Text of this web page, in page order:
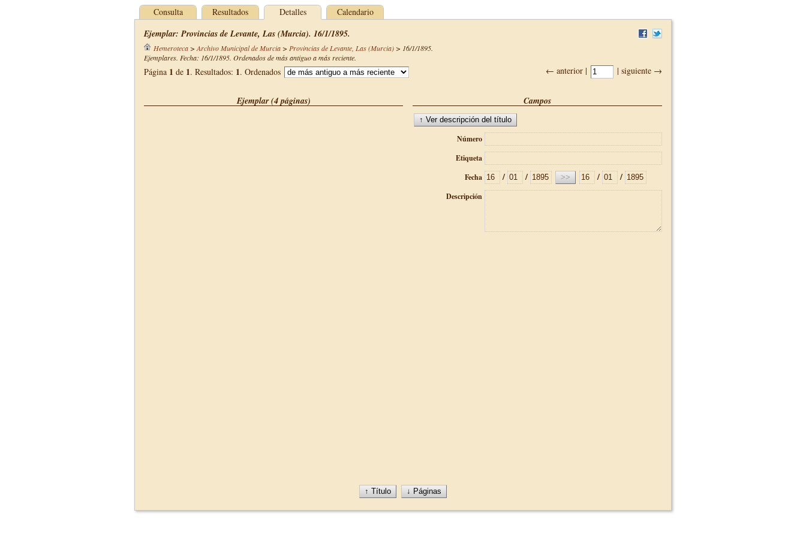
Consulta Resultados Detalles Calendario
Ejemplar: Provincias de Levante, Las (Murcia). 16/1/1895.
Hemeroteca> Archivo Municipal de Murcia> Provincias de Levante, Las (Murcia)> 16/1/1895.
Ejemplares. Fecha: 16/1/1895. Ordenados de más antiguo a más reciente.
← anterior | | siguiente →
Página 1 de 1. Resultados: 1. Ordenados
Ejemplar (4 páginas) Campos
Número
Etiqueta
Fecha
/ / / /
Descripción